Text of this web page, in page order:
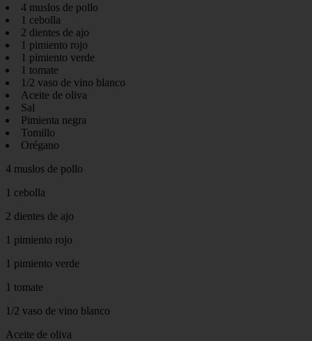
4 muslos de pollo
1 cebolla
2 dientes de ajo
1 pimiento rojo
1 pimiento verde
1 tomate
1/2 vaso de vino blanco
Aceite de oliva
Sal
Pimienta negra
Tomillo
Orégano
4 muslos de pollo
1 cebolla
2 dientes de ajo
1 pimiento rojo
1 pimiento verde
1 tomate
1/2 vaso de vino blanco
Aceite de oliva